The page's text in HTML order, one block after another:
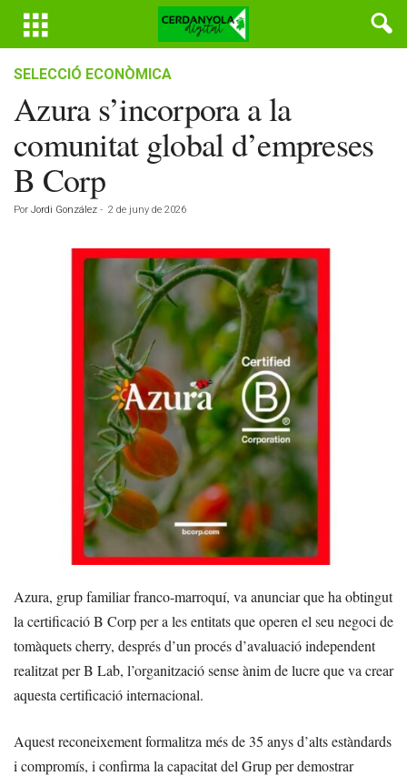
SELECCIÓ ECONÒMICA
Azura s’incorpora a la
comunitat global d’empreses
B Corp
Por Jordi González - 2 de juny de 2026
Azura, grup familiar franco-marroquí, va anunciar que ha obtingut
la certificació B Corp per a les entitats que operen el seu negoci de
tomàquets cherry, després d’un procés d’avaluació independent
realitzat per B Lab, l’organització sense ànim de lucre que va crear
aquesta certificació internacional.
Aquest reconeixement formalitza més de 35 anys d’alts estàndards
i compromís, i confirma la capacitat del Grup per demostrar